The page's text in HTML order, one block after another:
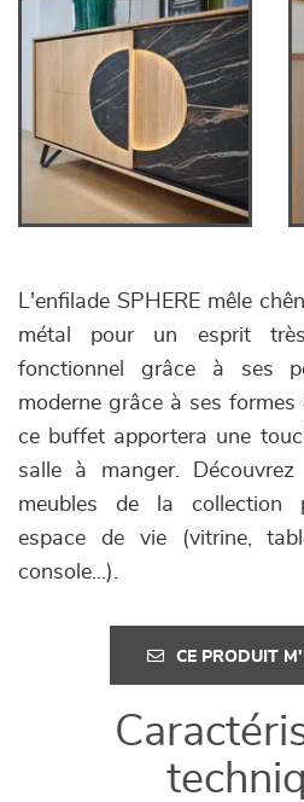
L'enfilade SPHERE mêle
métal pour un esprit très
fonctionnel grâce à ses
moderne grâce à ses formes
ce buffet apportera une
salle à manger.
meubles de la collection
espace de vie (vitrine,
console...).
CE PRODUIT